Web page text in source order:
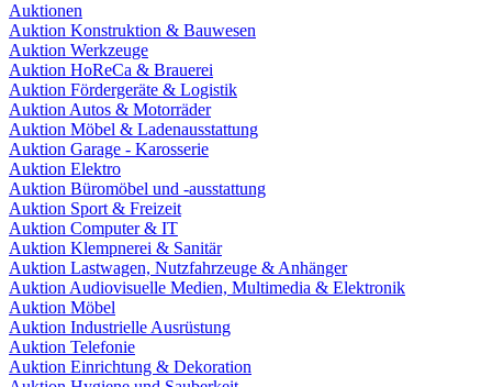
Auktionen
Auktion Konstruktion & Bauwesen
Auktion Werkzeuge
Auktion HoReCa & Brauerei
Auktion Fördergeräte & Logistik
Auktion Autos & Motorräder
Auktion Möbel & Ladenausstattung
Auktion Garage - Karosserie
Auktion Elektro
Auktion Büromöbel und -ausstattung
Auktion Sport & Freizeit
Auktion Computer & IT
Auktion Klempnerei & Sanitär
Auktion Lastwagen, Nutzfahrzeuge & Anhänger
Auktion Audiovisuelle Medien, Multimedia & Elektronik
Auktion Möbel
Auktion Industrielle Ausrüstung
Auktion Telefonie
Auktion Einrichtung & Dekoration